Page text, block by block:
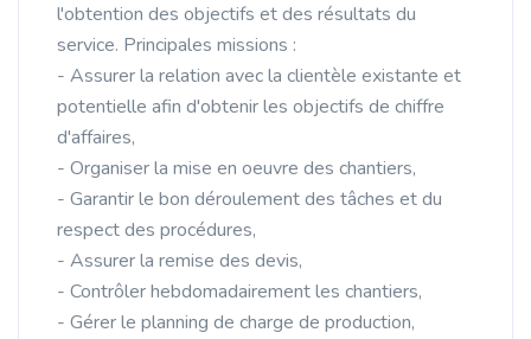
l'obtention des objectifs et des résultats du
service. Principales missions :
- Assurer la relation avec la clientèle existante et
potentielle afin d'obtenir les objectifs de chiffre
d'affaires,
- Organiser la mise en oeuvre des chantiers,
- Garantir le bon déroulement des tâches et du
respect des procédures,
- Assurer la remise des devis,
- Contrôler hebdomadairement les chantiers,
- Gérer le planning de charge de production,